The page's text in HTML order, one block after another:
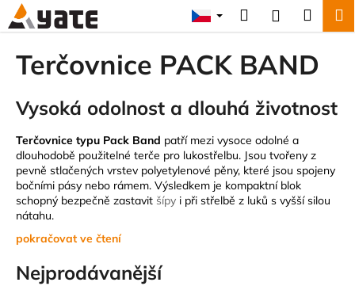
Přejít
na
obsah
HledatPřihlášení
Terčovnice PACK BAND
Vysoká odolnost a dlouhá životnost
Terčovnice typu Pack Band patří mezi vysoce odolné a
dlouhodobě použitelné terče pro lukostřelbu. Jsou tvořeny z
pevně stlačených vrstev polyetylenové pěny, které jsou spojeny
bočními pásy nebo rámem. Výsledkem je kompaktní blok
schopný bezpečně zastavit šípy i při střelbě z luků s vyšší silou
nátahu.
Nejprodávanější
o
o
o
t
ř
e
b
u
j